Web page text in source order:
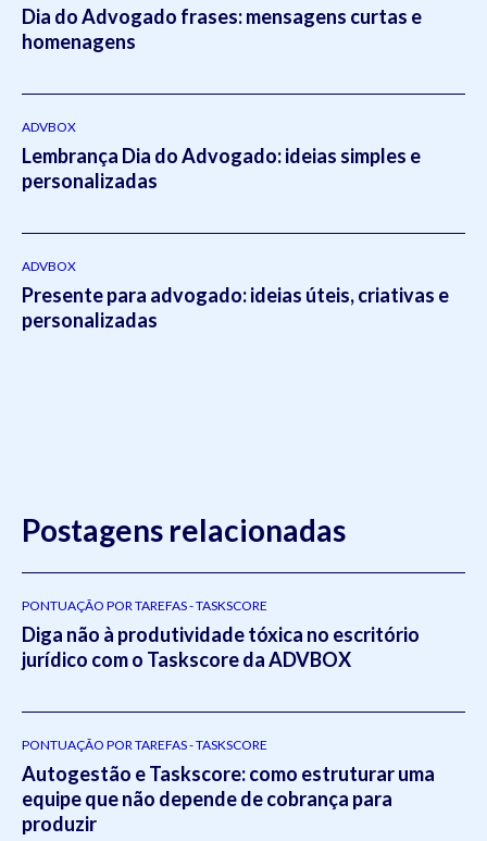
Dia do Advogado frases: mensagens curtas e
homenagens
ADVBOX
Lembrança Dia do Advogado: ideias simples e
personalizadas
ADVBOX
Presente para advogado: ideias úteis, criativas e
personalizadas
Postagens relacionadas
PONTUAÇÃO POR TAREFAS - TASKSCORE
Diga não à produtividade tóxica no escritório
jurídico com o Taskscore da ADVBOX
PONTUAÇÃO POR TAREFAS - TASKSCORE
Autogestão e Taskscore: como estruturar uma
equipe que não depende de cobrança para
produzir